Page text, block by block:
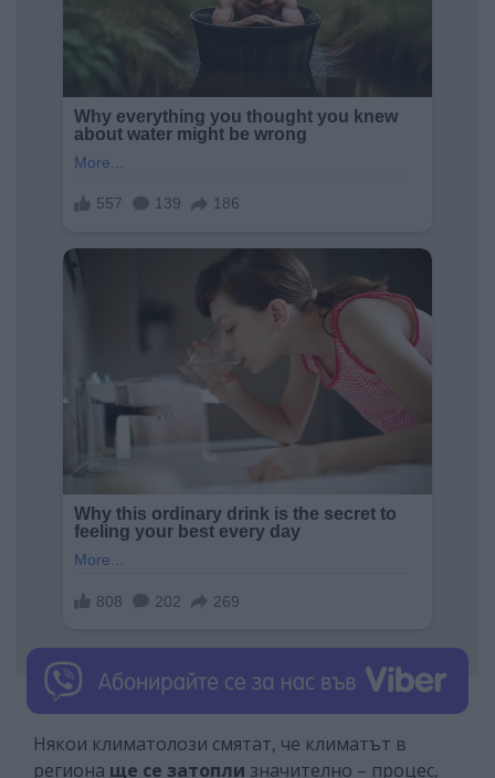
Някои климатолози смятат, че климатът в
региона ще се затопли значително – процес,